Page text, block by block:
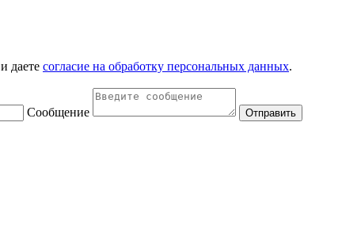
и даете согласие на обработку персональных данных.
Сообщение Отправить